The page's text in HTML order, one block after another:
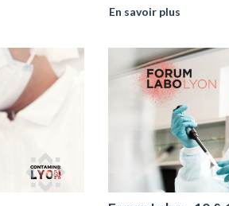
En savoir plus